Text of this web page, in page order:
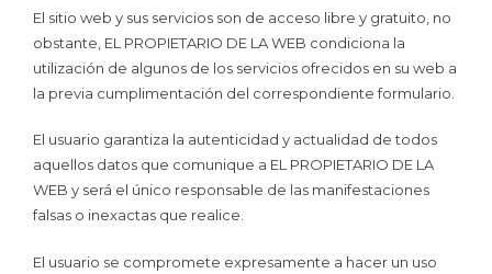
El sitio web y sus servicios son de acceso libre y gratuito, no
obstante, EL PROPIETARIO DE LA WEB condiciona la
utilización de algunos de los servicios ofrecidos en su web a
la previa cumplimentación del correspondiente formulario.
El usuario garantiza la autenticidad y actualidad de todos
aquellos datos que comunique a EL PROPIETARIO DE LA
WEB y será el único responsable de las manifestaciones
falsas o inexactas que realice.
El usuario se compromete expresamente a hacer un uso